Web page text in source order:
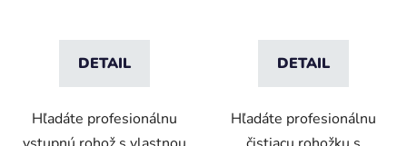
DETAIL
Hľadáte profesionálnu
DETAIL
Hľadáte profesionálnu